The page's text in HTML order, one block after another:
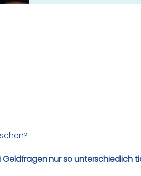
Geldfragen nur so unterschiedlich